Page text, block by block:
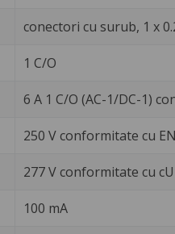
conectori cu surub, 1 x
1 C/O
6 A 1 C/O (AC-1/DC-1)
250 V conformitate cu
277 V conformitate cu
100 mA